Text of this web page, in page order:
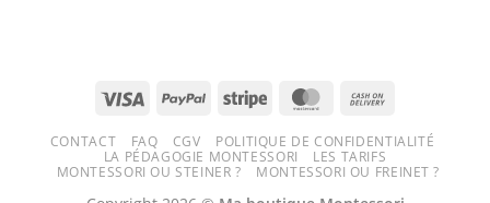
Visa PayPal Stripe MasterCard
Delivery
CONTACT FAQ CGV
POLITIQUE DE CONFIDENTIALITÉ
LA PÉDAGOGIE MONTESSORI
LES TARIFS
MONTESSORI OU STEINER ?
MONTESSORI OU FREINET ?